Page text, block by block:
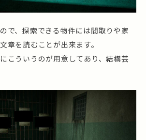
で、探索できる物件には間取りや家
章を読むことが出来ます。
こういうのが用意してあり、結構芸